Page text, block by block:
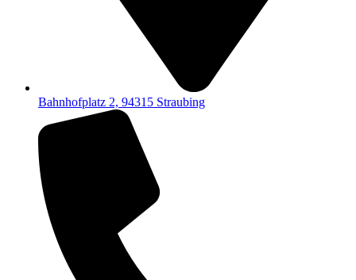
Bahnhofplatz 2, 94315 Straubing